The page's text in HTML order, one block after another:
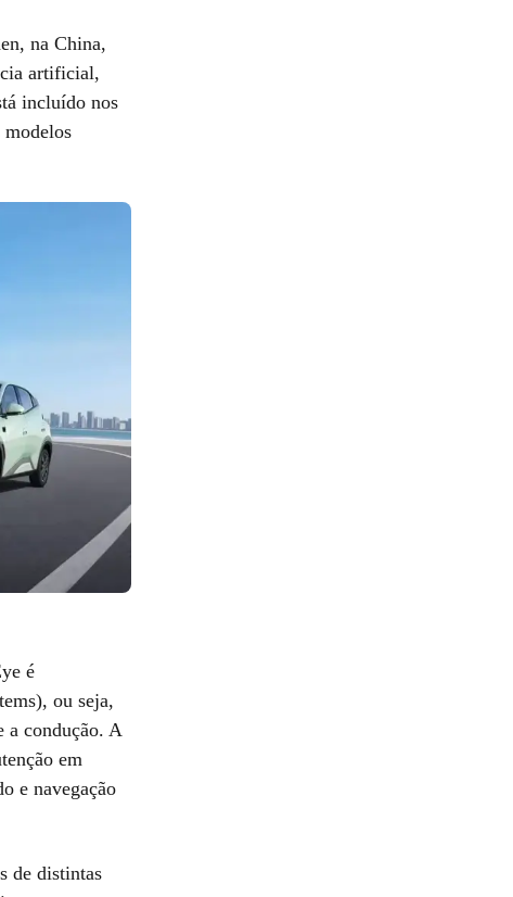
na China,
artificial,
incluído nos
modelos
é
ou seja,
a condução. A
em
e navegação
de distintas